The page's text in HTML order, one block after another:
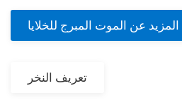
المزيد عن الموت المبرج للخلايا
تعريف النخر